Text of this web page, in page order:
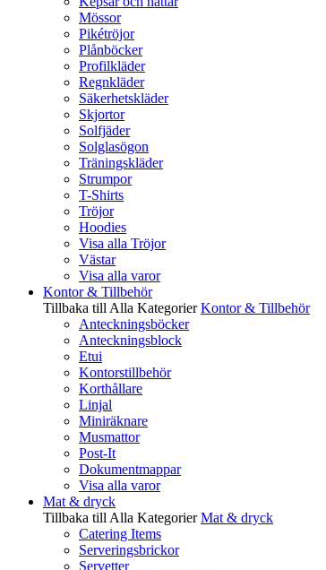
Mössor
Pikétröjor
Plånböcker
Profilkläder
Regnkläder
Säkerhetskläder
Skjortor
Solfjäder
Solglasögon
Träningskläder
Strumpor
T-Shirts
Tröjor
Hoodies
Visa alla Tröjor
Västar
Visa alla varor
Kontor & Tillbehör
Tillbaka till Alla Kategorier Kontor & Tillbehör
Anteckningsböcker
Anteckningsblock
Etui
Kontorstillbehör
Korthållare
Linjal
Miniräknare
Musmattor
Post-It
Dokumentmappar
Visa alla varor
Mat & dryck
Tillbaka till Alla Kategorier Mat & dryck
Catering Items
Serveringsbrickor
Servetter